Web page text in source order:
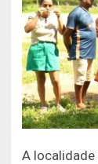
A localidade